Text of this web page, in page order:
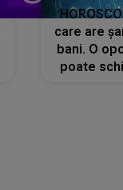
care are
bani. O
poate